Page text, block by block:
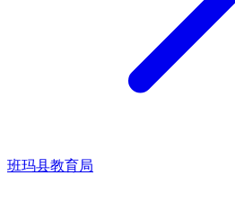
班玛县教育局